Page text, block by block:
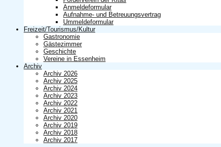
Anmeldeformular
Aufnahme- und Betreuungsvertrag
Ummeldeformular
Freizeit/Tourismus/Kultur
Gastronomie
Gästezimmer
Geschichte
Vereine in Essenheim
Archiv
Archiv 2026
Archiv 2025
Archiv 2024
Archiv 2023
Archiv 2022
Archiv 2021
Archiv 2020
Archiv 2019
Archiv 2018
Archiv 2017